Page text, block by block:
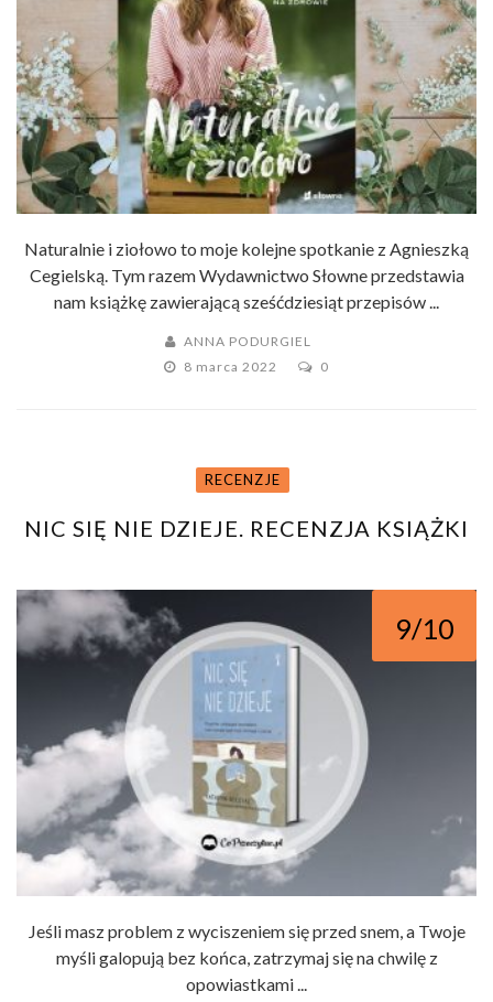
Naturalnie i ziołowo to moje kolejne spotkanie z Agnieszką
Cegielską. Tym razem Wydawnictwo Słowne przedstawia
nam książkę zawierającą sześćdziesiąt przepisów ...
ANNA PODURGIEL
8 marca 2022
0
RECENZJE
NIC SIĘ NIE DZIEJE. RECENZJA KSIĄŻKI
9/10
Jeśli masz problem z wyciszeniem się przed snem, a Twoje
myśli galopują bez końca, zatrzymaj się na chwilę z
opowiastkami ...